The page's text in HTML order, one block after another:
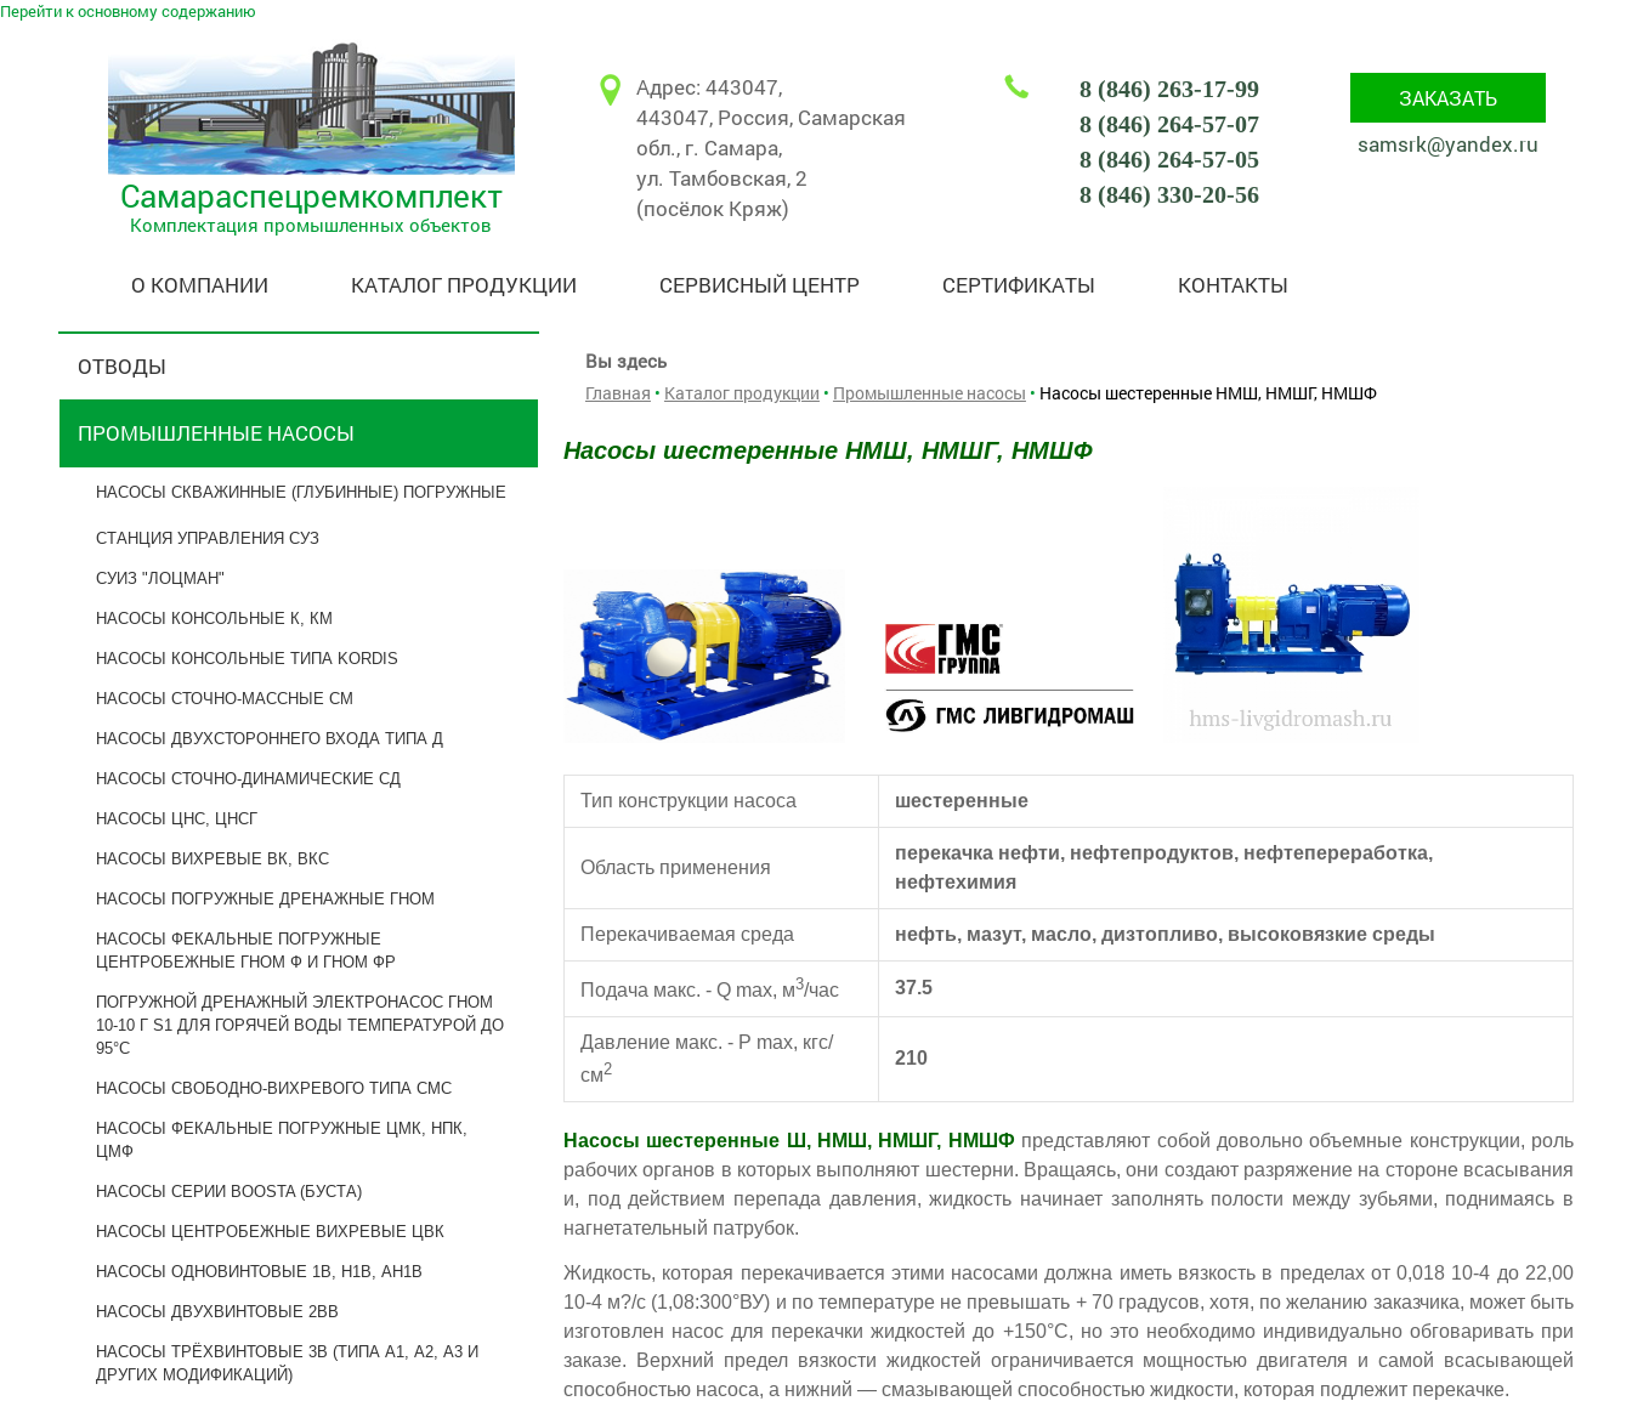
Перейти к основному содержанию
Самараспецремкомплект
Комплектация промышленных объектов
Адрес: 443047,
443047, Россия, Самарская
обл., г. Самара,
ул. Тамбовская, 2
(посёлок Кряж)
8 (846) 263-17-99
8 (846) 264-57-07
8 (846) 264-57-05
8 (846) 330-20-56
ЗАКАЗАТЬ
samsrk@yandex.ru
О КОМПАНИИ КАТАЛОГ ПРОДУКЦИИ СЕРВИСНЫЙ ЦЕНТР СЕРТИФИКАТЫ КОНТАКТЫ
ОТВОДЫ
ПРОМЫШЛЕННЫЕ НАСОСЫ
НАСОСЫ СКВАЖИННЫЕ (ГЛУБИННЫЕ) ПОГРУЖНЫЕ
СТАНЦИЯ УПРАВЛЕНИЯ СУЗ
СУИЗ "ЛОЦМАН"
НАСОСЫ КОНСОЛЬНЫЕ К, КМ
НАСОСЫ КОНСОЛЬНЫЕ ТИПА KORDIS
НАСОСЫ СТОЧНО-МАССНЫЕ СМ
НАСОСЫ ДВУХСТОРОННЕГО ВХОДА ТИПА Д
НАСОСЫ СТОЧНО-ДИНАМИЧЕСКИЕ СД
НАСОСЫ ЦНС, ЦНСГ
НАСОСЫ ВИХРЕВЫЕ ВК, ВКС
НАСОСЫ ПОГРУЖНЫЕ ДРЕНАЖНЫЕ ГНОМ
НАСОСЫ ФЕКАЛЬНЫЕ ПОГРУЖНЫЕ
ЦЕНТРОБЕЖНЫЕ ГНОМ Ф И ГНОМ ФР
ПОГРУЖНОЙ ДРЕНАЖНЫЙ ЭЛЕКТРОНАСОС ГНОМ
10-10 Г S1 ДЛЯ ГОРЯЧЕЙ ВОДЫ ТЕМПЕРАТУРОЙ ДО
95°C
НАСОСЫ СВОБОДНО-ВИХРЕВОГО ТИПА CMC
НАСОСЫ ФЕКАЛЬНЫЕ ПОГРУЖНЫЕ ЦМК, НПК,
ЦМФ
НАСОСЫ СЕРИИ BOOSTA (БУСТА)
НАСОСЫ ЦЕНТРОБЕЖНЫЕ ВИХРЕВЫЕ ЦВК
НАСОСЫ ОДНОВИНТОВЫЕ 1В, Н1В, АН1В
НАСОСЫ ДВУХВИНТОВЫЕ 2BB
НАСОСЫ ТРЁХВИНТОВЫЕ 3В (ТИПА А1, А2, А3 И
ДРУГИХ МОДИФИКАЦИЙ)
Вы здесь
Главная • Каталог продукции • Промышленные насосы • Насосы шестеренные НМШ, НМШГ, НМШФ
Насосы шестеренные НМШ, НМШГ, НМШФ
Тип конструкции насоса шестеренные
Область применения
перекачка нефти, нефтепродуктов, нефтепереработка,
нефтехимия
Перекачиваемая среда нефть, мазут, масло, дизтопливо, высоковязкие среды
Подача макс. - Q max, м3/час 37.5
Давление макс. - P max, кгс/
см2
210
Насосы шестеренные Ш, НМШ, НМШГ, НМШФ представляют собой довольно объемные конструкции, роль
рабочих органов в которых выполняют шестерни. Вращаясь, они создают разряжение на стороне всасывания
и, под действием перепада давления, жидкость начинает заполнять полости между зубьями, поднимаясь в
нагнетательный патрубок.
Жидкость, которая перекачивается этими насосами должна иметь вязкость в пределах от 0,018 10-4 до 22,00
10-4 м?/с (1,08:300°ВУ) и по температуре не превышать + 70 градусов, хотя, по желанию заказчика, может быть
изготовлен насос для перекачки жидкостей до +150°С, но это необходимо индивидуально обговаривать при
заказе. Верхний предел вязкости жидкостей ограничивается мощностью двигателя и самой всасывающей
способностью насоса, а нижний — смазывающей способностью жидкости, которая подлежит перекачке.